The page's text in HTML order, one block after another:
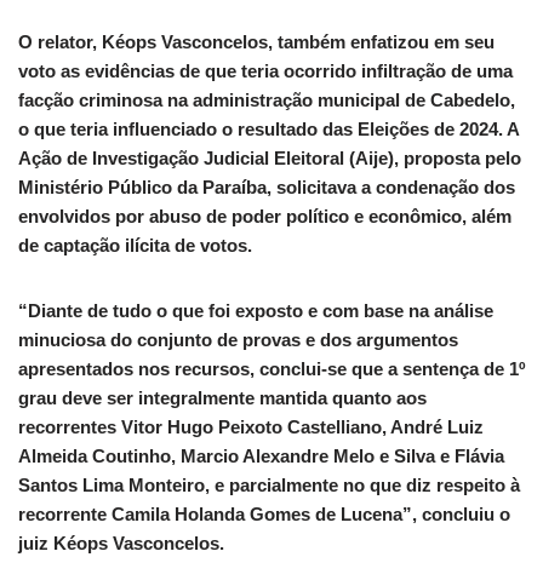
O relator, Kéops Vasconcelos, também enfatizou em seu
voto as evidências de que teria ocorrido infiltração de uma
facção criminosa na administração municipal de Cabedelo,
o que teria influenciado o resultado das Eleições de 2024. A
Ação de Investigação Judicial Eleitoral (Aije), proposta pelo
Ministério Público da Paraíba, solicitava a condenação dos
envolvidos por abuso de poder político e econômico, além
de captação ilícita de votos.
“Diante de tudo o que foi exposto e com base na análise
minuciosa do conjunto de provas e dos argumentos
apresentados nos recursos, conclui-se que a sentença de 1º
grau deve ser integralmente mantida quanto aos
recorrentes Vitor Hugo Peixoto Castelliano, André Luiz
Almeida Coutinho, Marcio Alexandre Melo e Silva e Flávia
Santos Lima Monteiro, e parcialmente no que diz respeito à
recorrente Camila Holanda Gomes de Lucena”, concluiu o
juiz Kéops Vasconcelos.